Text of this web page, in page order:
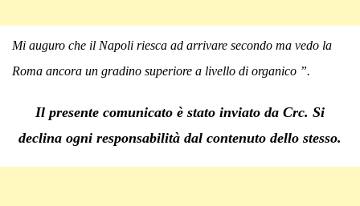
Mi auguro che il Napoli riesca ad arrivare secondo ma vedo la
Roma ancora un gradino superiore a livello di organico ”.
Il presente comunicato è stato inviato da Crc. Si
declina ogni responsabilità dal contenuto dello stesso.